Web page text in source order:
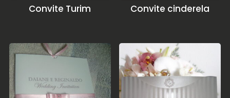
Convite Turim Convite cinderela